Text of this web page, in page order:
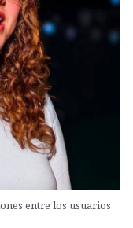
entre los usuarios